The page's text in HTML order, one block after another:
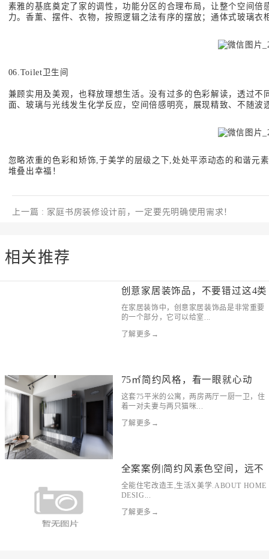
素雅的基底奠定了家的调性，功能分区的合理布局，让整个空间
力。香薰、摆件、衣物，按照逻辑之法有序的摆放；通体式玻璃
06.Toilet卫生间
兼顾实用及美观，也释放理想生活。没有过多的色彩解读，透过
面、玻璃与光线发生化学反应，空间倍感明亮，展现精致、不随
忽略浓重的色彩和矫饰,于美学的层级之下,处处平添动态的和谐元
堆叠出幸福！
上一篇 : 家庭书房装修设计前，一定要先明确使用需求！
相关推荐
创意家居装饰品，不要错过这4类
在家居装饰中，创意家居装饰品是非常重要
的一个部分，它可以给室...
了解更多→
75㎡简约风格，看一眼就心动
这套75平米的公寓，两房两厅一厨一卫，住
着一对夫妻与两只猫咪...
了解更多→
全案案例|简约风素色空间，远不
全能住宅改造王,生活X美学.ABOUT HOME
DESIG...
了解更多→